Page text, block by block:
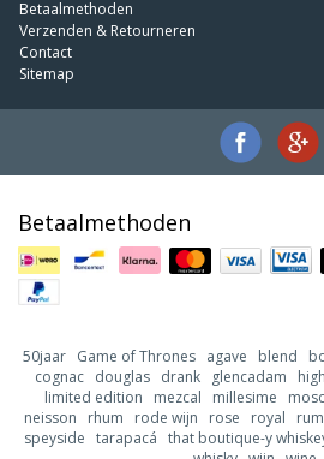
Betaalmethoden
Verzenden & Retourneren
Contact
Sitemap
Betaalmethoden
50jaar Game of Thrones agave blend
cognac douglas drank glencadam
limited edition
mezcal millesime
neisson
rhum rode wijn rose royal rum
speyside tarapacá that boutique-y